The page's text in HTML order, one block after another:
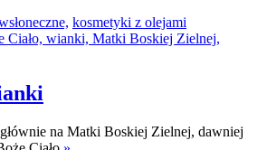
kosmetyki z olejami
na Matki Boskiej Zielnej, dawniej